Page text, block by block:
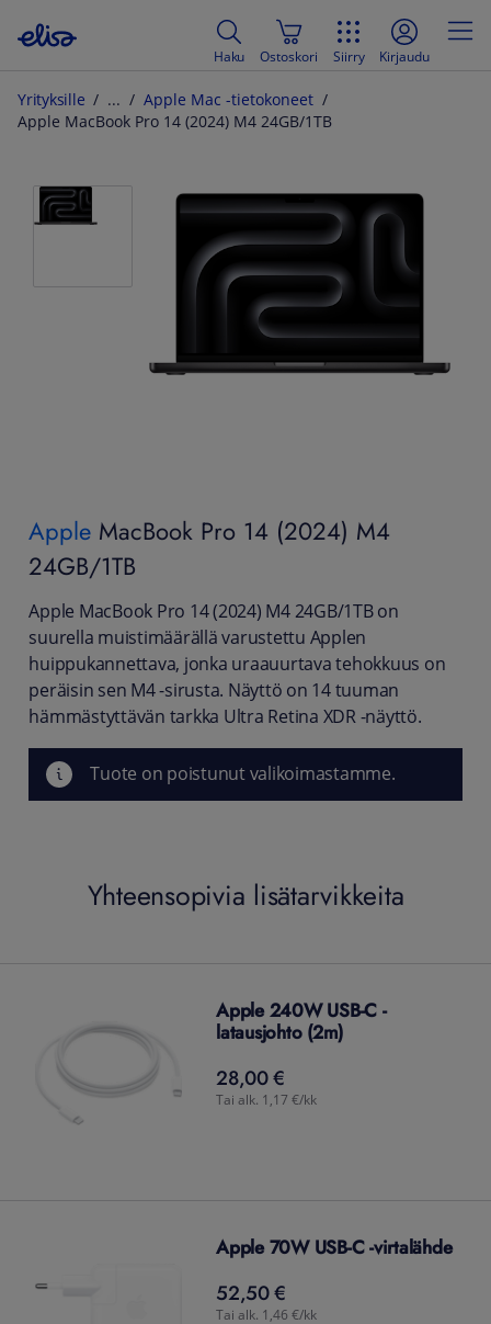
Haku Ostoskori Siirry Kirjaudu
Yrityksille
Apple Mac -tietokoneet
Apple MacBook Pro 14 (2024) M4 24GB/1TB
Apple MacBook Pro 14 (2024) M4
24GB/1TB
Apple MacBook Pro 14 (2024) M4 24GB/1TB on
suurella muistimäärällä varustettu Applen
huippukannettava, jonka uraauurtava tehokkuus on
peräisin sen M4 -sirusta. Näyttö on 14 tuuman
hämmästyttävän tarkka Ultra Retina XDR -näyttö.
Tuote on poistunut valikoimastamme.
Yhteensopivia lisätarvikkeita
Apple 240W USB-C -
latausjohto (2m)
28,00 €
28,00€
Tai alk. 1,17 €/kk
Apple 70W USB-C -virtalähde
52,50 €
52,50€
Tai alk. 1,46 €/kk